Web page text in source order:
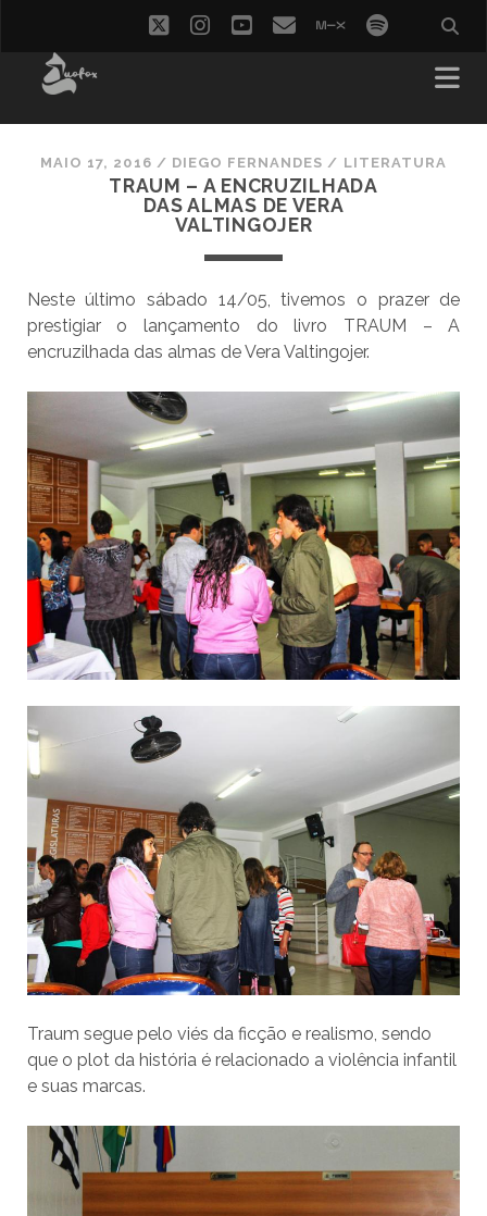
twitterinstagram
youtube
emailmixcloud
spotify
MAIO 17, 2016 / DIEGO FERNANDES / LITERATURA
TRAUM – A ENCRUZILHADA
DAS ALMAS DE VERA
VALTINGOJER
Neste último sábado 14/05, tivemos o prazer de
prestigiar o lançamento do livro TRAUM – A
encruzilhada das almas de Vera Valtingojer.
Traum segue pelo viés da ficção e realismo, sendo
que o plot da história é relacionado a violência infantil
e suas marcas.